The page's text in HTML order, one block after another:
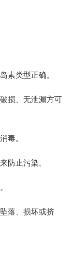
素类型正确。
损、无泄漏方可
毒。
防止污染。
落、损坏或挤